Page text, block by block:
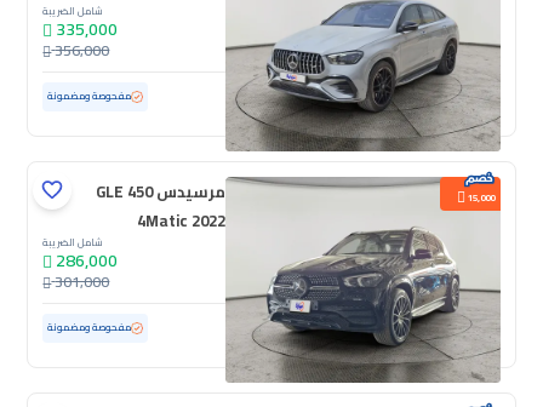
شامل الضريبة
335,000
356,000
مستعملة 90,319 كم مفحوصة ومضمونة
15,000
مرسيدس GLE 450
4Matic 2022
شامل الضريبة
286,000
301,000
مستعملة 37,000 كم ممشى قليل مفحوصة ومضمونة